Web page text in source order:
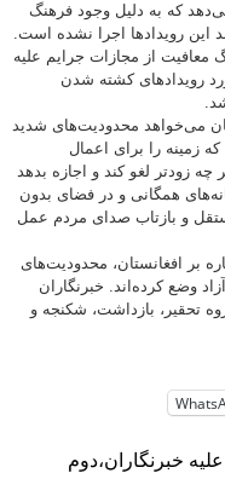
که به دلیل وجود فرهنگ
معافیت از مجازات جرایم علیه
رویدادهای کشته شدن
می‌خواهد محدودیت‌های شدید
زمینه را برای اعمال
زودتر لغو کند و اجازه بدهد
همگانی و در فضای بدون
و بازتاب صدای مردم عمل
بر افغانستان، محدودیت‌های
وضع کرده‌اند. خبرنگاران
تحقیر، بازداشت، شکنجه و
خبرنگاران،دوم